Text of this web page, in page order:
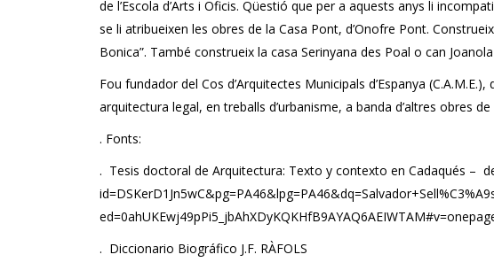
de l’Escola d’Arts i Oficis. Qüestió que per a aquests anys li
se li atribueixen les obres de la Casa Pont, d’Onofre Pont.
Bonica”. També construeix la casa Serinyana des Poal o can
Fou fundador del Cos d’Arquitectes Municipals d’Espanya
arquitectura legal, en treballs d’urbanisme, a banda d’altres obres
. Fonts:
. Tesis doctoral de Arquitectura: Texto y contexto en Cadaqués –
. Diccionario Biográfico J.F. RÀFOLS